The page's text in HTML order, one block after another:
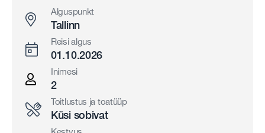
Alguspunkt
Tallinn
Reisi algus
01.10.2026
Inimesi
2
Toitlustus ja toatüüp
Küsi sobivat